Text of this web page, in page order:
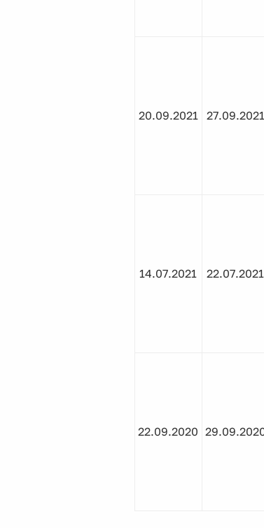
20.09.2021 27.09.2021
14.07.2021 22.07.2021
22.09.2020